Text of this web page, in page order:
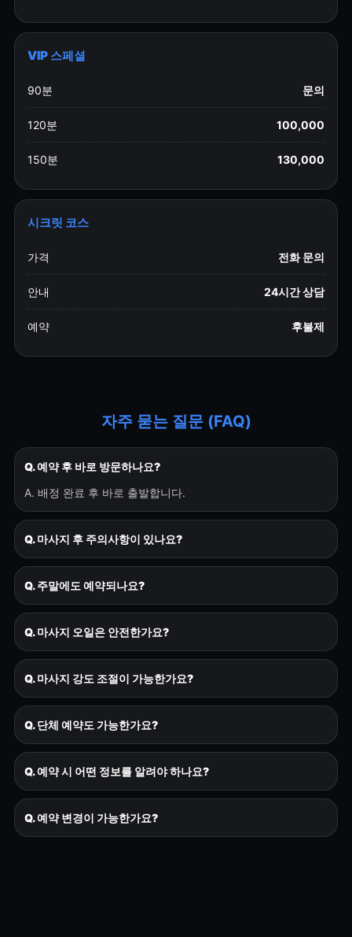
VIP 스페셜
90분 문의
120분 100,000
150분 130,000
시크릿 코스
가격 전화 문의
안내 24시간 상담
예약 후불제
자주 묻는 질문 (FAQ)
Q. 예약 후 바로 방문하나요?
A. 배정 완료 후 바로 출발합니다.
Q. 마사지 후 주의사항이 있나요?
Q. 주말에도 예약되나요?
Q. 마사지 오일은 안전한가요?
Q. 마사지 강도 조절이 가능한가요?
Q. 단체 예약도 가능한가요?
Q. 예약 시 어떤 정보를 알려야 하나요?
Q. 예약 변경이 가능한가요?